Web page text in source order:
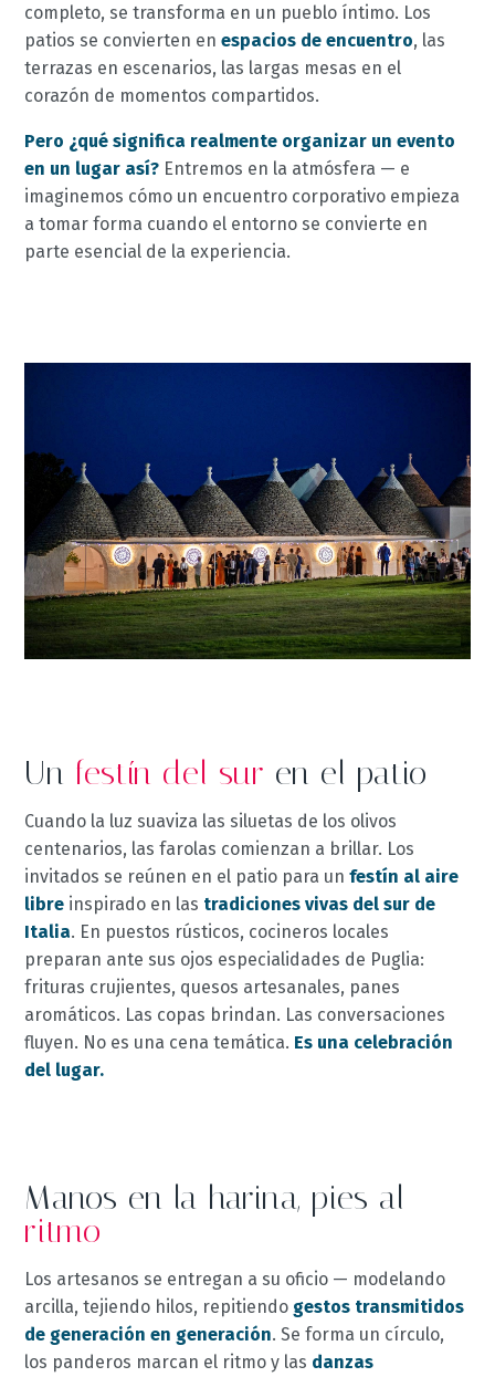
completo, se transforma en un pueblo íntimo. Los
patios se convierten enespacios de encuentro, las
terrazas en escenarios, las largas mesas en el
corazón de momentos compartidos.
Pero ¿qué significa realmente organizar un evento
en un lugar así? Entremos en la atmósfera — e
imaginemos cómo un encuentro corporativo empieza
a tomar forma cuando el entorno se convierte en
parte esencial de la experiencia.
Un festín del sur en el patio
Cuando la luz suaviza las siluetas de los olivos
centenarios, las farolas comienzan a brillar. Los
invitados se reúnen en el patio para unfestín al aire
libre inspirado en las tradiciones vivas del sur de
Italia. En puestos rústicos, cocineros locales
preparan ante sus ojos especialidades de Puglia:
frituras crujientes, quesos artesanales, panes
aromáticos. Las copas brindan. Las conversaciones
fluyen. No es una cena temática. Es una celebración
del lugar.
Manos en la harina, pies al
ritmo
Los artesanos se entregan a su oficio — modelando
arcilla, tejiendo hilos, repitiendo gestos transmitidos
de generación en generación. Se forma un círculo,
los panderos marcan el ritmo y las danzas